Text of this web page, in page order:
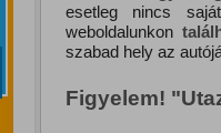
esetleg nincs
weboldalunkon
szabad hely az
Figyelem!